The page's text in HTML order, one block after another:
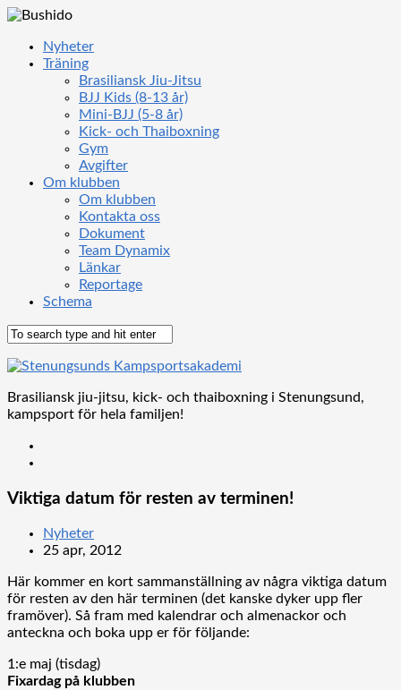
Nyheter
Träning
Brasiliansk Jiu-Jitsu
BJJ Kids (8-13 år)
Mini-BJJ (5-8 år)
Kick- och Thaiboxning
Gym
Avgifter
Om klubben
Om klubben
Kontakta oss
Dokument
Team Dynamix
Länkar
Reportage
Schema
Brasiliansk jiu-jitsu, kick- och thaiboxning i Stenungsund,
kampsport för hela familjen!
Viktiga datum för resten av terminen!
Nyheter
25 apr, 2012
Här kommer en kort sammanställning av några viktiga datum
för resten av den här terminen (det kanske dyker upp fler
framöver). Så fram med kalendrar och almenackor och
anteckna och boka upp er för följande:
1:e maj (tisdag)
Fixardag på klubben